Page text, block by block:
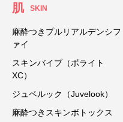
肌 SKIN
麻酔つきプルリアルデンシフ
ァイ
スキンバイブ（ボライト
XC）
ジュベルック（Juvelook）
麻酔つきスキンボトックス